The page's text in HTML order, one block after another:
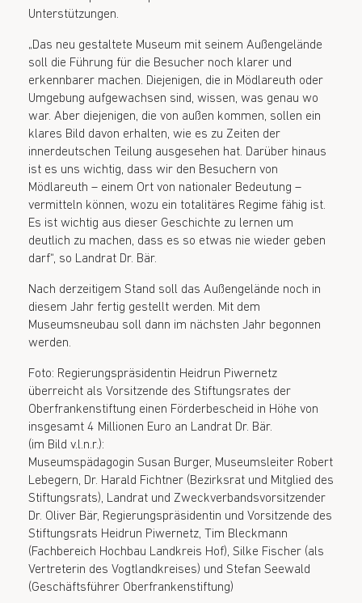
Unterstützungen.
„Das neu gestaltete Museum mit seinem Außengelände
soll die Führung für die Besucher noch klarer und
erkennbarer machen. Diejenigen, die in Mödlareuth oder
Umgebung aufgewachsen sind, wissen, was genau wo
war. Aber diejenigen, die von außen kommen, sollen ein
klares Bild davon erhalten, wie es zu Zeiten der
innerdeutschen Teilung ausgesehen hat. Darüber hinaus
ist es uns wichtig, dass wir den Besuchern von
Mödlareuth – einem Ort von nationaler Bedeutung –
vermitteln können, wozu ein totalitäres Regime fähig ist.
Es ist wichtig aus dieser Geschichte zu lernen um
deutlich zu machen, dass es so etwas nie wieder geben
darf“, so Landrat Dr. Bär.
Nach derzeitigem Stand soll das Außengelände noch in
diesem Jahr fertig gestellt werden. Mit dem
Museumsneubau soll dann im nächsten Jahr begonnen
werden.
Foto: Regierungspräsidentin Heidrun Piwernetz
überreicht als Vorsitzende des Stiftungsrates der
Oberfrankenstiftung einen Förderbescheid in Höhe von
insgesamt 4 Millionen Euro an Landrat Dr. Bär.
(im Bild v.l.n.r.):
Museumspädagogin Susan Burger, Museumsleiter Robert
Lebegern, Dr. Harald Fichtner (Bezirksrat und Mitglied des
Stiftungsrats), Landrat und Zweckverbandsvorsitzender
Dr. Oliver Bär, Regierungspräsidentin und Vorsitzende des
Stiftungsrats Heidrun Piwernetz, Tim Bleckmann
(Fachbereich Hochbau Landkreis Hof), Silke Fischer (als
Vertreterin des Vogtlandkreises) und Stefan Seewald
(Geschäftsführer Oberfrankenstiftung)